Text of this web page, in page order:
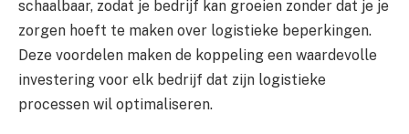
schaalbaar, zodat je bedrijf kan groeien zonder dat je je
zorgen hoeft te maken over logistieke beperkingen.
Deze voordelen maken de koppeling een waardevolle
investering voor elk bedrijf dat zijn logistieke
processen wil optimaliseren.